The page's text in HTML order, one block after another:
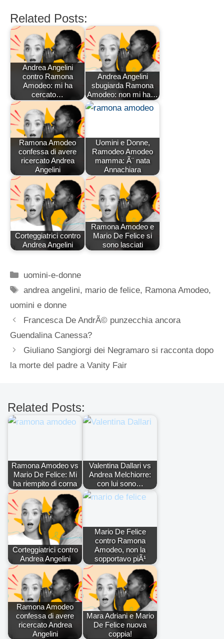
Related Posts:
Andrea Angelini
contro Ramona
Amodeo: mi ha
cercato…
Andrea Angelini
sbugiarda Ramona
Amodeo: non mi ha…
Ramona Amodeo
confessa di avere
ricercato Andrea
Angelini
Uomini e Donne,
Ramodeo Amodeo
mamma: Ã¨ nata
Annachiara
Corteggiatrici contro
Andrea Angelini
Ramona Amodeo e
Mario De Felice si
sono lasciati
Categorie
uomini-e-donne
Tag
andrea angelini, mario de felice, Ramona Amodeo,
uomini e donne
Francesca De AndrÃ© punzecchia ancora
Guendalina Canessa?
Giuliano Sangiorgi dei Negramaro si racconta dopo
la morte del padre a Vanity Fair
Related Posts:
Ramona Amodeo vs
Mario De Felice: Mi
ha riempito di corna
Valentina Dallari vs
Andrea Melchiorre:
con lui sono…
Corteggiatrici contro
Andrea Angelini
Mario De Felice
contro Ramona
Amodeo, non la
sopportavo piÃ¹
Ramona Amodeo
confessa di avere
ricercato Andrea
Angelini
Mara Adriani e Mario
De Felice nuova
coppia!